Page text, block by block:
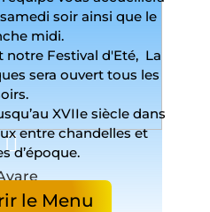
Mardis
soir ainsi que le
midi.
notre Festival d'Eté, La
sera ouvert tous les
XVIIe siècle dans
entre chandelles et
d’époque.
le Menu